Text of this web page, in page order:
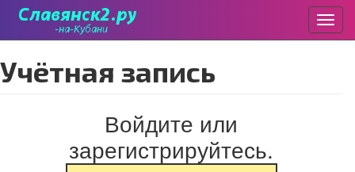
к
основному
Учётная запись
Войдите или
зарегистрируйтесь.